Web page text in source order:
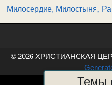
Милосердие, Милостыня,
© 2026 ХРИСТИАНСКАЯ
Темы